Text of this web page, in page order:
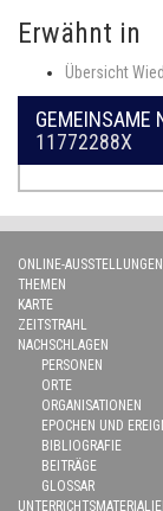
Erwähnt in
Übersicht
GEMEINSAME
11772288X
ONLINE-AUSSTELLUNGEN
THEMEN
KARTE
ZEITSTRAHL
NACHSCHLAGEN
PERSONEN
ORTE
ORGANISATIONEN
EPOCHEN UND
BIBLIOGRAFIE
BEITRÄGE
GLOSSAR